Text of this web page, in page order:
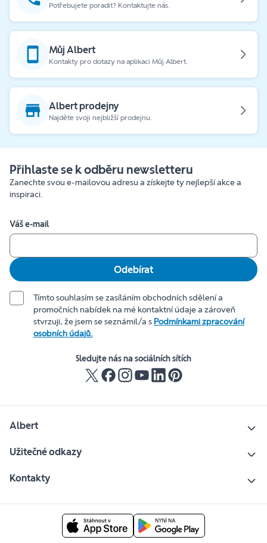
Potřebujete poradit? Kontaktujte nás.
Můj Albert
Kontakty pro dotazy na aplikaci Můj Albert.
Albert prodejny
Najděte svoji nejbližší prodejnu.
Přihlaste se k odběru newsletteru
Zanechte svou e-mailovou adresu a získejte ty nejlepší akce a
inspiraci.
Váš e-mail
Odebírat
Tímto souhlasím se zasíláním obchodních sdělení a
promočních nabídek na mé kontaktní údaje a zároveň
stvrzuji, že jsem se seznámil/a s Podmínkami zpracování
osobních údajů.
Sledujte nás na sociálních sítích
Albert
Užitečné odkazy
Kontakty